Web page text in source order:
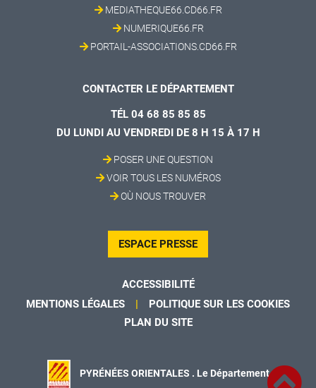
MEDIATHEQUE66.CD66.FR
NUMERIQUE66.FR
PORTAIL-ASSOCIATIONS.CD66.FR
CONTACTER LE DÉPARTEMENT
TÉL 04 68 85 85 85
DU LUNDI AU VENDREDI DE 8 H 15 À 17 H
POSER UNE QUESTION
VOIR TOUS LES NUMÉROS
OÙ NOUS TROUVER
ESPACE PRESSE
ACCESSIBILITÉ
MENTIONS LÉGALES
POLITIQUE SUR LES COOKIES
PLAN DU SITE
PYRÉNÉES ORIENTALES . Le Département